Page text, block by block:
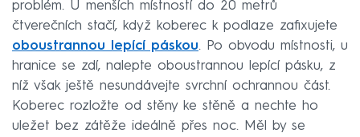
problém. U menších místností do 20 metrů
čtverečních stačí, když koberec k podlaze zafixujete
oboustrannou lepící páskou. Po obvodu místnosti, u
hranice se zdí, nalepte oboustrannou lepící pásku, z
níž však ještě nesundávejte svrchní ochrannou část.
Koberec rozložte od stěny ke stěně a nechte ho
uležet bez zátěže ideálně přes noc. Měl by se